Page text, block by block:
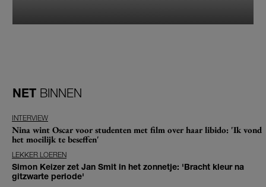
NET BINNEN
INTERVIEW
Nina wint Oscar voor studenten met film over haar libido: 'Ik vond
het moeilijk te beseffen'
LEKKER LOEREN
Simon Keizer zet Jan Smit in het zonnetje: 'Bracht kleur na
gitzwarte periode'